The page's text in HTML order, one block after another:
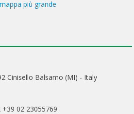
Cinisello Balsamo (MI) - Italy
02 23055769